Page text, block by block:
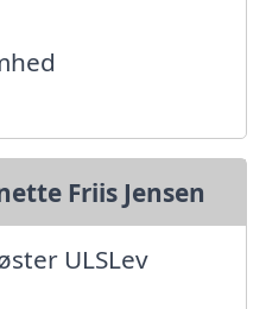
Friis Jensen
ULSLev